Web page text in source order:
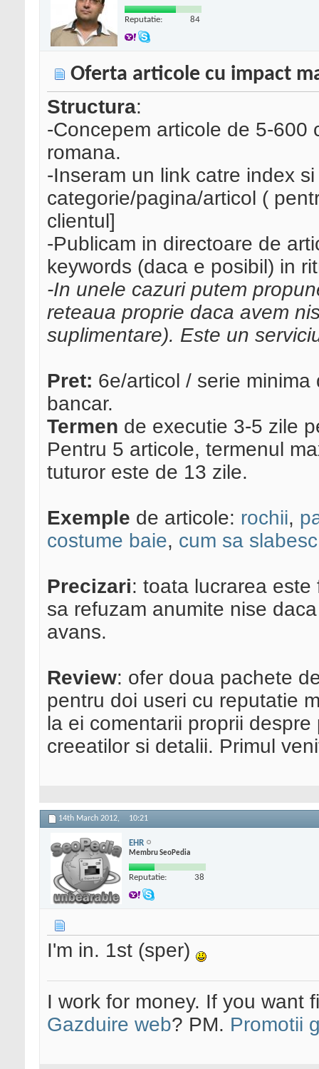
Reputatie: 84
Oferta articole cu impact
Structura:
-Concepem articole de 5-600
romana.
-Inseram un link catre index
categorie/pagina/articol (
clientul]
-Publicam in directoare de
keywords (daca e posibil) in
-In unele cazuri putem
reteaua proprie daca avem
suplimentare). Este un
Pret: 6e/articol / serie
bancar.
Termen de executie 3-5 zile
Pentru 5 articole, termenul
tuturor este de 13 zile.
Exemple de articole: rochii,
costume baie, cum sa slabesc
Precizari: toata lucrarea
sa refuzam anumite nise
avans.
Review: ofer doua pachete
pentru doi useri cu reputatie
la ei comentarii proprii
creeatilor si detalii. Primul
14th March 2012, 10:21
EHR
Membru SeoPedia
Reputatie: 38
I'm in. 1st (sper)
I work for money. If you want
Gazduire web? PM. Promotii